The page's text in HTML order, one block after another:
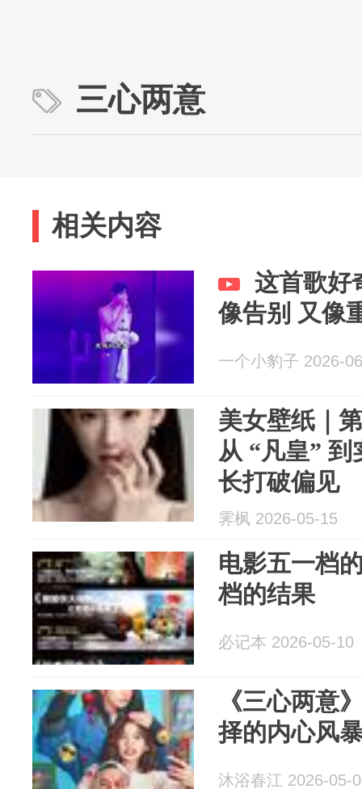
三心两意
相关内容
这首歌好
像告别 又像
一个小豹子 2026-
美女壁纸｜
从 “凡皇”
长打破偏见
霁枫 2026-05-15
电影五一档
档的结果
必记本 2026-05-10
《三心两意
择的内心风
沐浴春江 2026-05-